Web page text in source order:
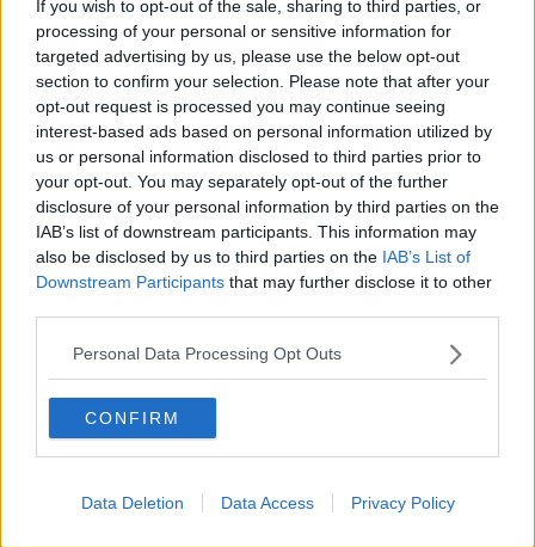
If you wish to opt-out of the sale, sharing to third parties, or
processing of your personal or sensitive information for
targeted advertising by us, please use the below opt-out
section to confirm your selection. Please note that after your
opt-out request is processed you may continue seeing
interest-based ads based on personal information utilized by
us or personal information disclosed to third parties prior to
your opt-out. You may separately opt-out of the further
disclosure of your personal information by third parties on the
IAB’s list of downstream participants. This information may
also be disclosed by us to third parties on the IAB’s List of
Downstream Participants that may further disclose it to other
Personal Data Processing Opt Outs
CONFIRM
Data Deletion Data Access Privacy Policy
Se vuoi leggere le notizie principali della Toscana iscriviti alla
Newsletter QUInews - ToscanaMedia.Arriva gratis tutti i giorni
alle 20:00 direttamente nella tua casella di posta.
Basta cliccareQUI
Fotogallery
Articoli dal Blog “Vignaioli e vini” di Nadio Stronchi
​Che “Odissea sia”
Scuola di vita e creatività
​La volontà di essere “primi”
Norme viticole e enologiche che miglioreranno la qualità
​I vini della Maremma si stanno arricchendo